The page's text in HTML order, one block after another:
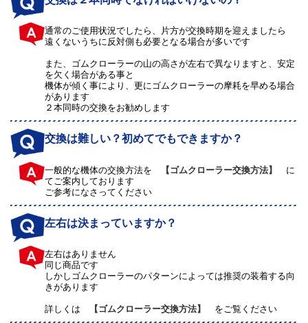
通常のご使用状況でしたら、片方が交換時期を迎えましたら
遠くないうちに反対側も必要となる場合が多いです
また、ゴムクローラーの山の高さが左右で異なりますと、安定
を欠く場合がある事と
機体が傾く事により、更にゴムクローラーの摩耗を早める場合
があります
２本同時の交換をお勧めします
交換は難しい？初めてでもできますか？
一般的な機体の交換方法を 【ゴムクローラー交換方法】
に
てご案内しております
ご参考になさってください
左右は決まっていますか？
左右はありません
同じ商品です
しかしゴムクローラーのパターンによっては推奨の装着する向
きがあります
詳しくは 【ゴムクローラー交換方法】 をご覧ください